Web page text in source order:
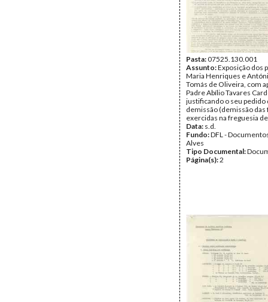
Pasta:07525.130.001
Assunto:Exposição dos
Maria Henriques e
Tomás de Oliveira, com
Padre Abílio Tavares
justificando o seu pedido
demissão (demissão das
exercidas na freguesia
Data: s.d.
Fundo:DFL -
Alves
Tipo Documental:
Página(s):2